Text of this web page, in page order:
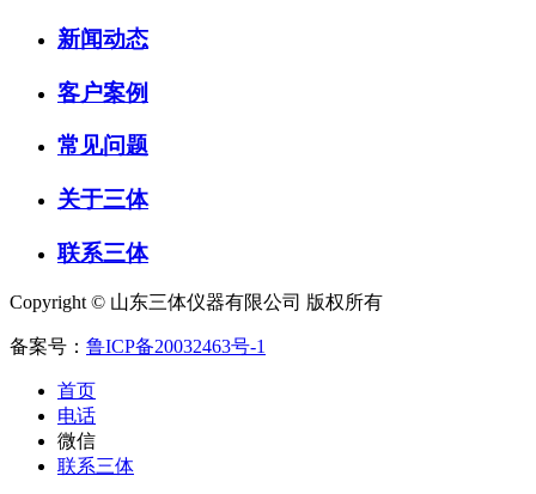
新闻动态
客户案例
常见问题
关于三体
联系三体
Copyright © 山东三体仪器有限公司 版权所有
备案号： 鲁ICP备20032463号-1
首页
电话
微信
联系三体